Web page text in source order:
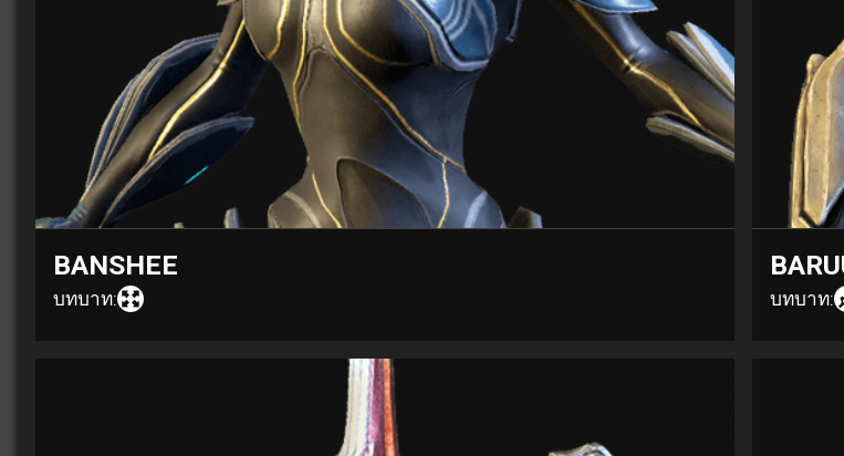
BANSHEE
บทบาท: บทบาท: